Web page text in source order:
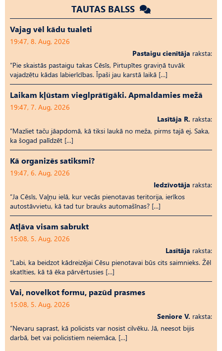
TAUTAS BALSS
Vajag vēl kādu tualeti
19:47, 8. Aug, 2026
Pastaigu cienītāja raksta:
“Pie skaistās pastaigu takas Cēsīs, Pirtupītes graviņā tuvāk
vajadzētu kādas labierīcības. Īpaši jau karstā laikā […]
Laikam kļūstam vieglprātīgāki. Apmaldamies mežā
19:47, 7. Aug, 2026
Lasītāja R. raksta:
“Mazliet taču jāapdomā, kā tiksi laukā no meža, pirms tajā ej. Saka,
ka šogad palīdzēt […]
Kā organizēs satiksmi?
19:47, 6. Aug, 2026
Iedzīvotāja raksta:
“Ja Cēsīs, Vaļņu ielā, kur vecās pienotavas teritorija, ierīkos
autostāvvietu, kā tad tur brauks automašīnas? […]
Atļāva visam sabrukt
15:08, 5. Aug, 2026
Lasītāja raksta:
“Labi, ka beidzot kādreizējai Cēsu pienotavai būs cits saimnieks. Žēl
skatīties, kā tā ēka pārvērtusies […]
Vai, novelkot formu, pazūd prasmes
15:08, 5. Aug, 2026
Seniore V. raksta:
“Nevaru saprast, kā policists var nosist cilvēku. Jā, neesot bijis
darbā, bet vai policistiem neiemāca, […]